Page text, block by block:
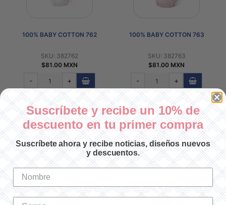
100% BABY COTTON 762
SKU: 382762
$81.00 MXN
- +
100% BABY COTTON 763
SKU: 382763
$81.00 MXN
- +
100% BABY COTTON 764
SKU: 382764
Suscríbete y recibe un 10% de
descuento en tu primer compra
Suscríbete ahora y recibe noticias, diseños nuevos
y descuentos.